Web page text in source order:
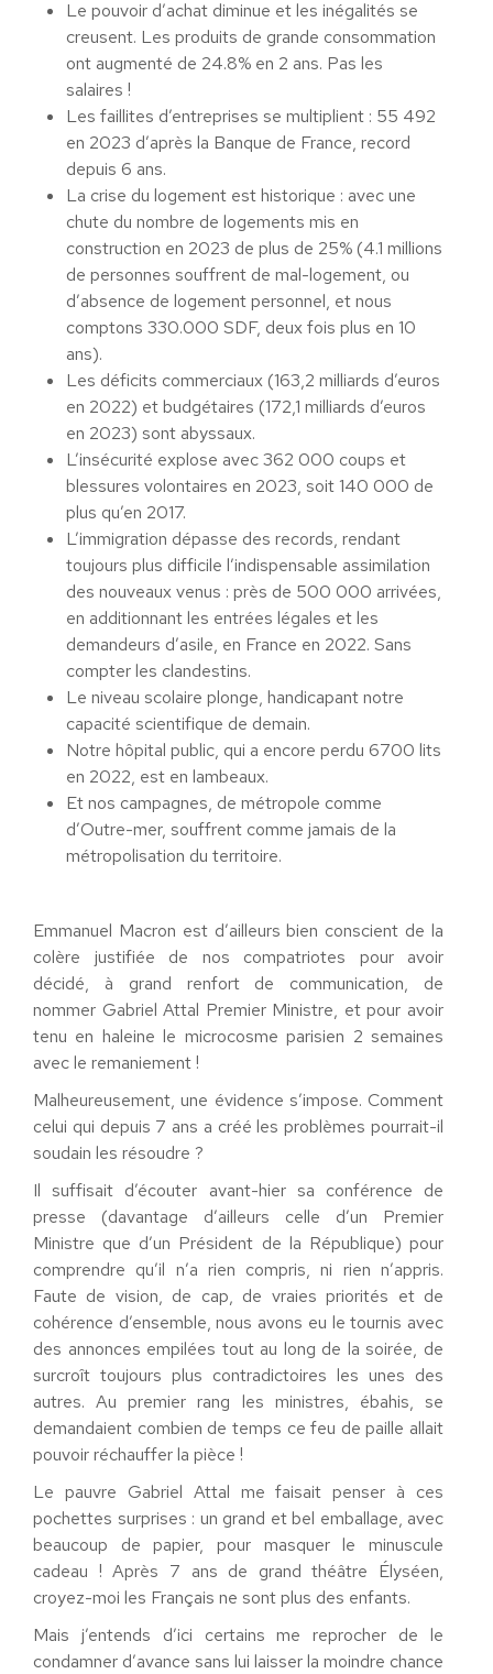
Le pouvoir d’achat diminue et les inégalités se
creusent. Les produits de grande consommation
ont augmenté de 24.8% en 2 ans. Pas les
salaires !
Les faillites d’entreprises se multiplient : 55 492
en 2023 d’après la Banque de France, record
depuis 6 ans.
La crise du logement est historique : avec une
chute du nombre de logements mis en
construction en 2023 de plus de 25% (4.1 millions
de personnes souffrent de mal-logement, ou
d’absence de logement personnel, et nous
comptons 330.000 SDF, deux fois plus en 10
ans).
Les déficits commerciaux (163,2 milliards d’euros
en 2022) et budgétaires (172,1 milliards d’euros
en 2023) sont abyssaux.
L’insécurité explose avec 362 000 coups et
blessures volontaires en 2023, soit 140 000 de
plus qu’en 2017.
L’immigration dépasse des records, rendant
toujours plus difficile l’indispensable assimilation
des nouveaux venus : près de 500 000 arrivées,
en additionnant les entrées légales et les
demandeurs d’asile, en France en 2022. Sans
compter les clandestins.
Le niveau scolaire plonge, handicapant notre
capacité scientifique de demain.
Notre hôpital public, qui a encore perdu 6700 lits
en 2022, est en lambeaux.
Et nos campagnes, de métropole comme
d’Outre-mer, souffrent comme jamais de la
métropolisation du territoire.
Emmanuel Macron est d’ailleurs bien conscient de la
colère justifiée de nos compatriotes pour avoir
décidé, à grand renfort de communication, de
nommer Gabriel Attal Premier Ministre, et pour avoir
tenu en haleine le microcosme parisien 2 semaines
avec le remaniement !
Malheureusement, une évidence s’impose. Comment
celui qui depuis 7 ans a créé les problèmes pourrait-il
soudain les résoudre ?
Il suffisait d’écouter avant-hier sa conférence de
presse (davantage d’ailleurs celle d’un Premier
Ministre que d’un Président de la République) pour
comprendre qu’il n’a rien compris, ni rien n’appris.
Faute de vision, de cap, de vraies priorités et de
cohérence d’ensemble, nous avons eu le tournis avec
des annonces empilées tout au long de la soirée, de
surcroît toujours plus contradictoires les unes des
autres. Au premier rang les ministres, ébahis, se
demandaient combien de temps ce feu de paille allait
pouvoir réchauffer la pièce !
Le pauvre Gabriel Attal me faisait penser à ces
pochettes surprises : un grand et bel emballage, avec
beaucoup de papier, pour masquer le minuscule
cadeau ! Après 7 ans de grand théâtre Élyséen,
croyez-moi les Français ne sont plus des enfants.
Mais j’entends d’ici certains me reprocher de le
condamner d’avance sans lui laisser la moindre chance